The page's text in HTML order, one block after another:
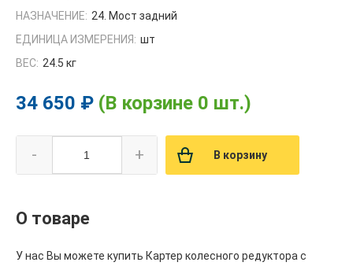
НАЗНАЧЕНИЕ: 24. Мост задний
ЕДИНИЦА ИЗМЕРЕНИЯ: шт
ВЕС: 24.5 кг
34 650 ₽ (В корзине 0 шт.)
- + В корзину
О товаре
У нас Вы можете купить Картер колесного редуктора с